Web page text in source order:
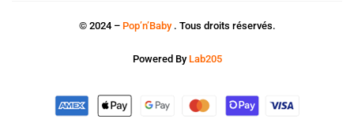
© 2024 – Pop’n’Baby. Tous droits réservés.
Powered By Lab205